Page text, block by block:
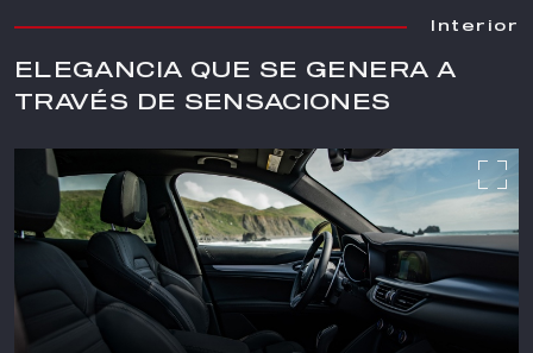
Interior
Interior
ELEGANCIA QUE SE GENERA A
TRAVÉS DE SENSACIONES
Interior
Interior
Interior
Interior
Interior